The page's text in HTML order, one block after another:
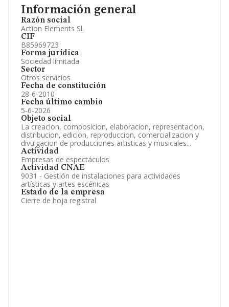
Información general
Razón social
Action Elements Sl.
CIF
B85969723
Forma jurídica
Sociedad limitada
Sector
Otros servicios
Fecha de constitución
28-6-2010
Fecha último cambio
5-6-2026
Objeto social
La creacion, composicion, elaboracion, representacion,
distribucion, edicion, reproduccion, comercializacion y
divulgacion de producciones artisticas y musicales...
Actividad
Empresas de espectáculos
Actividad CNAE
9031 - Gestión de instalaciones para actividades
artísticas y artes escénicas
Estado de la empresa
Cierre de hoja registral
Información oficial y registral complementaria.